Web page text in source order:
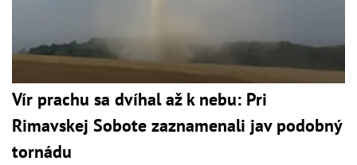
Vír prachu sa dvíhal až k nebu: Pri
Rimavskej Sobote zaznamenali jav podobný
tornádu